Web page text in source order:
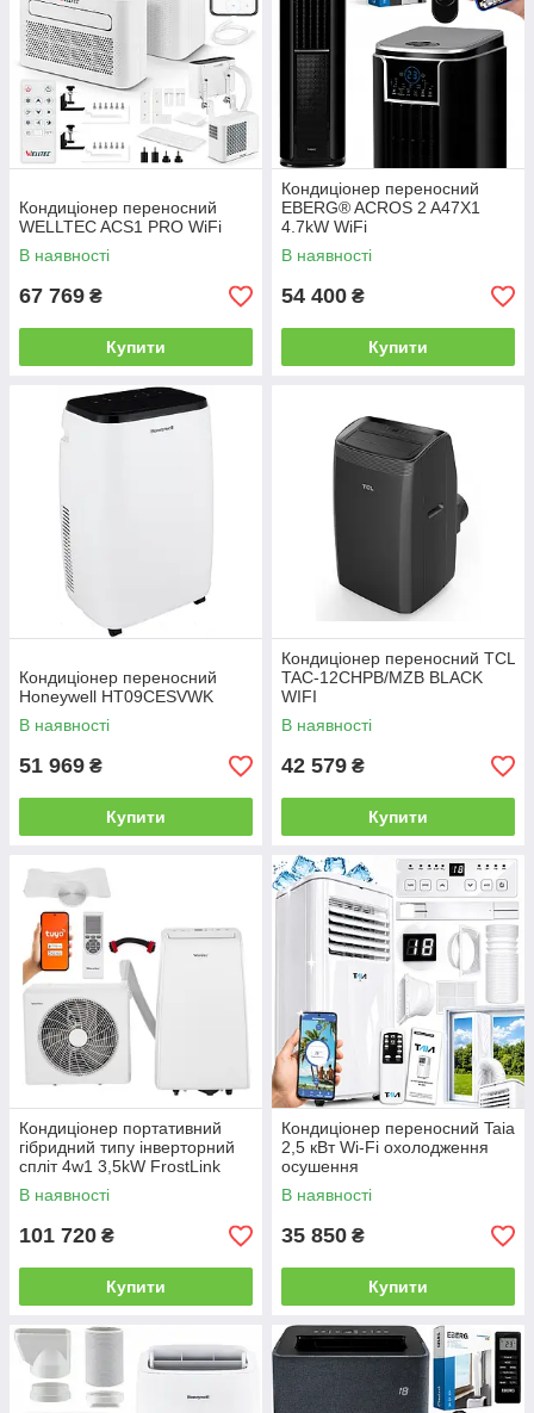
Кондиціонер переносний
WELLTEC ACS1 PRO WiFi
В наявності
67 769 ₴
Купити
Кондиціонер переносний
EBERG® ACROS 2 A47X1
4.7kW WiFi
В наявності
54 400 ₴
Купити
Кондиціонер переносний
Honeywell HT09CESVWK
В наявності
51 969 ₴
Купити
Кондиціонер переносний TCL
TAC-12CHPB/MZB BLACK
WIFI
В наявності
42 579 ₴
Купити
Кондиціонер портативний
гібридний типу інверторний
спліт 4w1 3,5kW FrostLink
В наявності
101 720 ₴
Купити
Кондиціонер переносний Taia
2,5 кВт Wi-Fi охолодження
осушення
В наявності
35 850 ₴
Купити